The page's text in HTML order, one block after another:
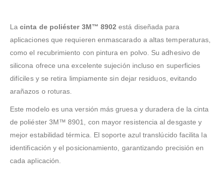
Lacinta de poliéster 3M™ 8902 está diseñada para
aplicaciones que requieren enmascarado a altas temperaturas,
como el recubrimiento con pintura en polvo. Su adhesivo de
silicona ofrece una excelente sujeción incluso en superficies
difíciles y se retira limpiamente sin dejar residuos, evitando
arañazos o roturas.
Este modelo es una versión más gruesa y duradera de la cinta
de poliéster 3M™ 8901, con mayor resistencia al desgaste y
mejor estabilidad térmica. El soporte azul translúcido facilita la
identificación y el posicionamiento, garantizando precisión en
cada aplicación.